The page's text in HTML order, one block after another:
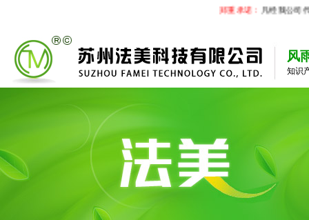
郑重承诺： 凡经我公司代
风
知识